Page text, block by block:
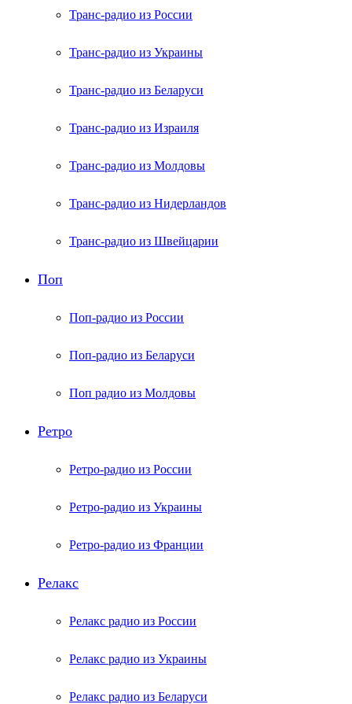
Транс-радио из России
Транс-радио из Украины
Транс-радио из Беларуси
Транс-радио из Израиля
Транс-радио из Молдовы
Транс-радио из Нидерландов
Транс-радио из Швейцарии
Поп
Поп-радио из России
Поп-радио из Беларуси
Поп радио из Молдовы
Ретро
Ретро-радио из России
Ретро-радио из Украины
Ретро-радио из Франции
Релакс
Релакс радио из России
Релакс радио из Украины
Релакс радио из Беларуси